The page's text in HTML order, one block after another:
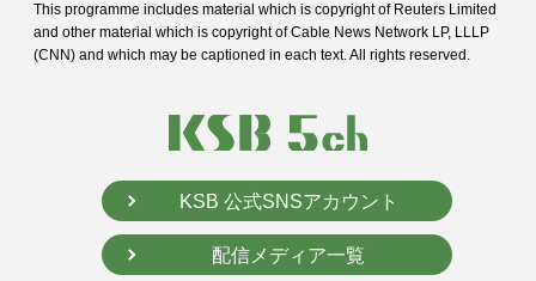
This programme includes material which is copyright of Reuters Limited
and other material which is copyright of Cable News Network LP, LLLP
(CNN) and which may be captioned in each text. All rights reserved.
KSB 公式SNSアカウント
配信メディア一覧